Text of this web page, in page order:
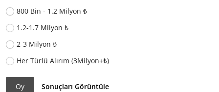
800 Bin - 1.2 Milyon ₺
1.2-1.7 Milyon ₺
2-3 Milyon ₺
Her Türlü Alırım (3Milyon+₺)
Oy Sonuçları Görüntüle